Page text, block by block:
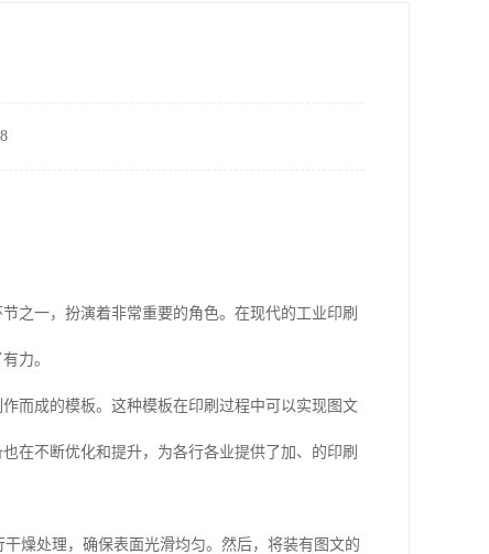
之一，扮演着非常重要的角色。在现代的工业印刷
力。
而成的模板。这种模板在印刷过程中可以实现图文
在不断优化和提升，为各行各业提供了加、的印刷
燥处理，确保表面光滑均匀。然后，将装有图文的